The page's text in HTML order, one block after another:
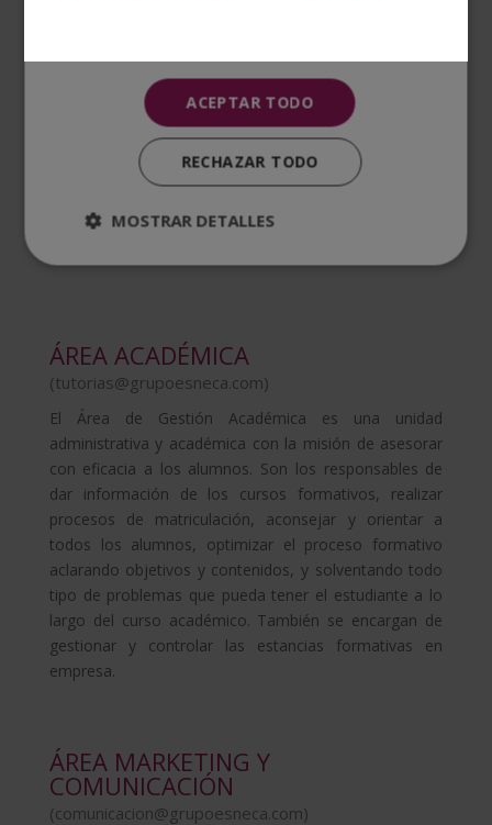
Country Manager LatAm
Ver organigrama completo
ÁREA ACADÉMICA
(tutorias@grupoesneca.com)
El Área de Gestión Académica es una unidad
administrativa y académica con la misión de asesorar
con eficacia a los alumnos. Son los responsables de
dar información de los cursos formativos, realizar
procesos de matriculación, aconsejar y orientar a
todos los alumnos, optimizar el proceso formativo
aclarando objetivos y contenidos, y solventando todo
tipo de problemas que pueda tener el estudiante a lo
largo del curso académico. También se encargan de
gestionar y controlar las estancias formativas en
empresa.
ÁREA MARKETING Y
COMUNICACIÓN
(comunicacion@grupoesneca.com)
ACEPTAR TODO
RECHAZAR TODO
MOSTRAR DETALLES